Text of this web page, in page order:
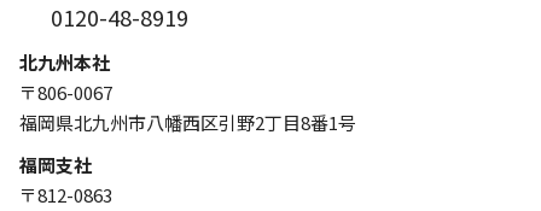
0120-48-8919
北九州本社
〒806-0067
福岡県北九州市八幡西区引野2丁目8番1号
福岡支社
〒812-0863